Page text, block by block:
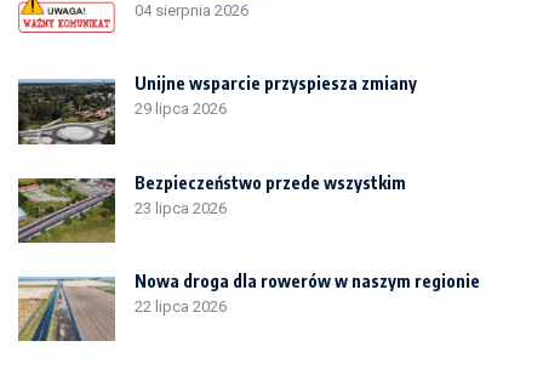
04 sierpnia 2026
Unijne wsparcie przyspiesza zmiany
29 lipca 2026
Bezpieczeństwo przede wszystkim
23 lipca 2026
Nowa droga dla rowerów w naszym regionie
22 lipca 2026